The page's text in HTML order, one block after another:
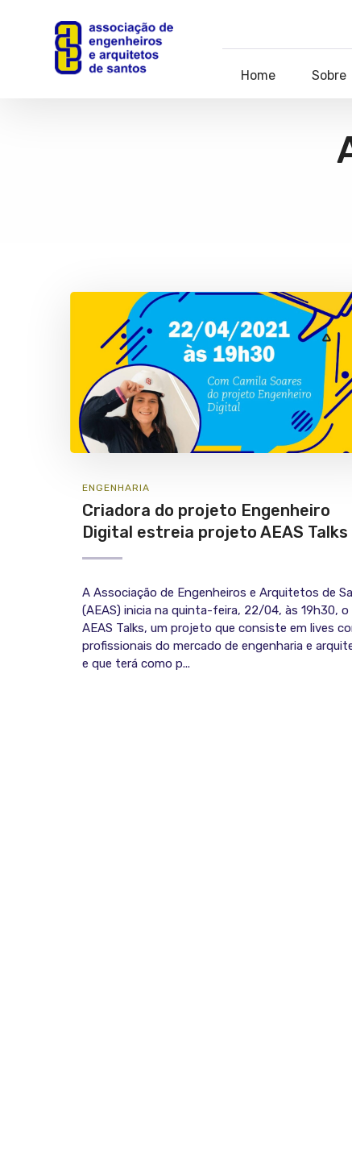
Home Sobre
ENGENHARIA
Criadora do projeto Engenheiro
Digital estreia projeto AEAS Talks
A Associação de Engenheiros e Arquitetos de
(AEAS) inicia na quinta-feira, 22/04, às 19h30, o
AEAS Talks, um projeto que consiste em lives
profissionais do mercado de engenharia e
e que terá como p...